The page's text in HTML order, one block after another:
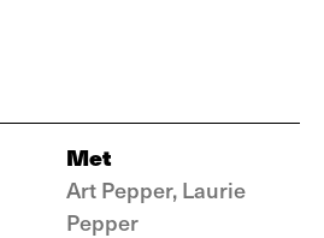
Met
Art Pepper, Laurie
Pepper